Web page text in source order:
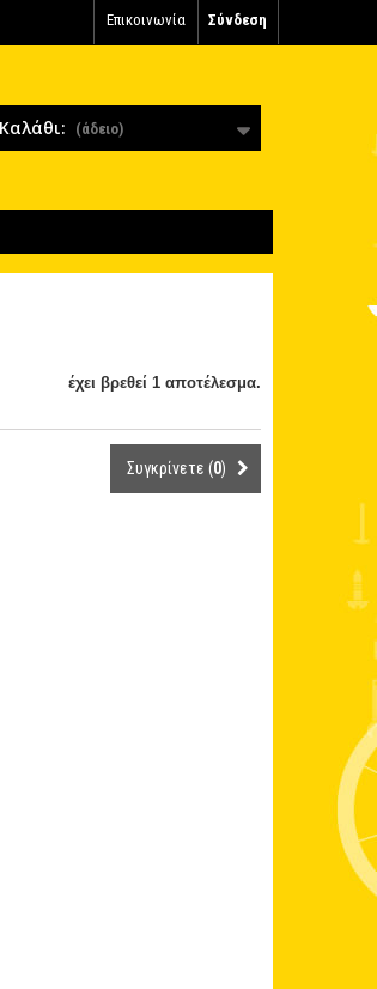
Σύνδεση
Επικοινωνία
Καλάθι: (άδειο)
έχει βρεθεί 1 αποτέλεσμα.
Συγκρίνετε (0)